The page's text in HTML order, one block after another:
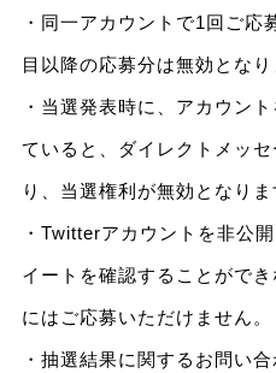
・同一アカウントで1回ご応
目以降の応募分は無効となり
・当選発表時に、アカウン
ていると、ダイレクトメッ
り、当選権利が無効となりま
・Twitterアカウントを非公
イートを確認することがで
にはご応募いただけません。
・抽選結果に関するお問い